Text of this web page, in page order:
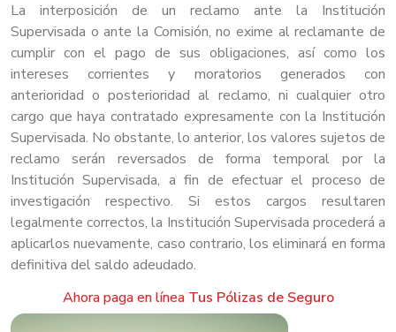
La interposición de un reclamo ante la Institución
Supervisada o ante la Comisión, no exime al reclamante de
cumplir con el pago de sus obligaciones, así como los
intereses corrientes y moratorios generados con
anterioridad o posterioridad al reclamo, ni cualquier otro
cargo que haya contratado expresamente con la Institución
Supervisada. No obstante, lo anterior, los valores sujetos de
reclamo serán reversados de forma temporal por la
Institución Supervisada, a fin de efectuar el proceso de
investigación respectivo. Si estos cargos resultaren
legalmente correctos, la Institución Supervisada procederá a
aplicarlos nuevamente, caso contrario, los eliminará en forma
definitiva del saldo adeudado.
Ahora paga en línea Tus Pólizas de Seguro